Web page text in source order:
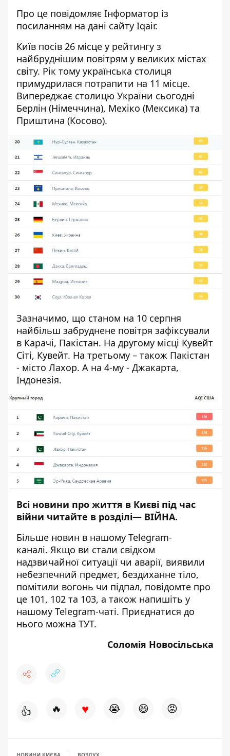
Про це повідомляє Інформатор із
посиланням на дані сайту Iqair.
Київ посів 26 місце у рейтингу з
найбруднішим повітрям у великих містах
світу. Рік тому українська столиця
примудрилася потрапити на 11 місце.
Випереджає столицю України сьогодні
Берлін (Німеччина), Мехіко (Мексика) та
Приштина (Косово).
Зазначимо, що станом на 10 серпня
найбільш забруднене повітря зафіксували
в Карачі, Пакістан. На другому місці Кувейт
Сіті, Кувейт. На третьому – також Пакістан
- місто Лахор. А на 4-му - Джакарта,
Індонезія.
Всі новини про життя в Києві під час
війни читайте в розділі— ВІЙНА.
Більше новин в нашому Telegram-
каналі. Якщо ви стали свідком
надзвичайної ситуації чи аварії, виявили
небезпечний предмет, бездиханне тіло,
помітили вогонь чи підпал, повідомте про
це 101, 102 та 103, а також напишіть у
нашому Telegram-чаті. Приєднатися до
нього можна ТУТ.
Соломія Новосільська
👍 🔥 ♥ 😭 😆 😡